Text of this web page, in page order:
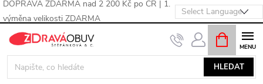
DOPRAVA ZDARMA nad 2 200 Kč po ČR | 1.
výměna velikosti ZDARMA
Přejít
obsah
HLEDAT
NÁKUPNÍ
KOŠÍK